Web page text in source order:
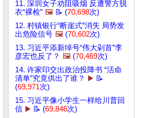
11. 深圳女子劝阻吸烟 反遭警方脱
衣“裸检” 🖼️ 📝 (70,698次)
12. 村镇银行“断崖式”消失 局势发
出危险信号 🖼️ (70,602次)
13. 习近平添新绰号“伟大剁首”李
彦宏也反了？ 🖼️ (70,469次)
14. 许家印交出政治投降书 “活命
清单”究竟供出了谁？
▶️ 📝
(69,971次)
15. 习近平像小学生一样给川普回
信 ▶️ 📝 (69,846次)